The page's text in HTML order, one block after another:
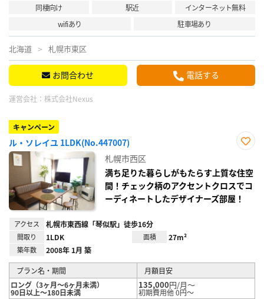
同棲向け 駅近
インターネット無料
wifiあり
駐車場あり
北海道 札幌市東区
お問合わせ 電話する
運営会社： 株式会社Nexus
キャンペーン
ル・ソレイユ 1LDK(No.447007)
り登
録
札幌市西区
満ち足りた暮らしがもたらす上質な住空
間！チェック柄のアクセントクロスでコ
ーディネートしたデザイナーズ部屋！
アクセス 札幌市東西線「琴似駅」徒歩16分
間取り 1LDK 面積 27m²
築年数 2008年 1月 築
プラン名・期間
月額目安
ロング（3ヶ月～6ヶ月未満）
90日以上～180日未満
135,000円/月～
初期費用他 0円～